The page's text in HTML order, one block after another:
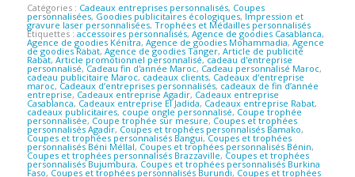
Catégories : Cadeaux entreprises personnalisés, Coupes
personnalisées, Goodies publicitaires écologiques, Impression et
gravure laser personnalisées, Trophées et Médailles personnalisés
Étiquettes : accessoires personnalisés, Agence de goodies Casablanca,
Agence de goodies Kénitra, Agence de goodies Mohammadia, Agence
de goodies Rabat, Agence de goodies Tanger, Article de publicité
Rabat, Article promotionnel personnalisé,cadeau d'entreprise
personnalisé, Cadeau fin d'année Maroc, Cadeau personnalisé Maroc,
cadeau publicitaire Maroc, cadeaux clients, Cadeaux d'entreprise
maroc, Cadeaux d’entreprises personnalisés, cadeaux de fin d’année
entreprise, Cadeaux entreprise Agadir, Cadeaux entreprise
Casablanca, Cadeaux entreprise El Jadida, Cadeaux entreprise Rabat,
cadeaux publicitaires, coupe ongle personnalisé, Coupe trophée
personnalisée, Coupe trophée sur mesure, Coupes et trophées
personnalisés Agadir, Coupes et trophées personnalisés Bamako,
Coupes et trophées personnalisés Bangui,Coupes et trophées
personnalisés Béni Méllal, Coupes et trophées personnalisés Bénin,
Coupes et trophées personnalisés Brazzaville, Coupes et trophées
personnalisés Bujumbura, Coupes et trophées personnalisés Burkina
Faso, Coupes et trophées personnalisés Burundi, Coupes et trophées